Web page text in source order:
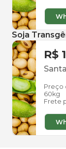
Soja
R$
Preço
60kg
Frete